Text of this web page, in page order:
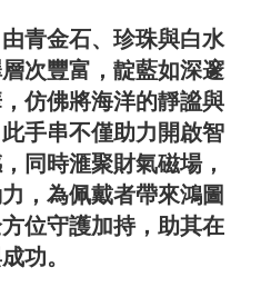
青金石、珍珠與白水
次豐富，靛藍如深邃
仿佛將海洋的靜謐與
手串不僅助力開啟智
同時滙聚財氣磁場，
，為佩戴者帶來鴻圖
位守護加持，助其在
功。